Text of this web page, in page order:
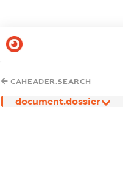
CAHEADER.SEARCH
document.dossier